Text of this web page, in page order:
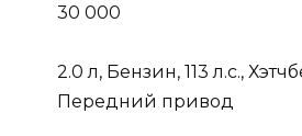
30 000
2.0 л, Бензин, 113 л.с.,
Передний привод